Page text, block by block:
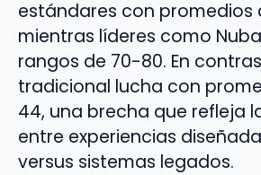
estándares con promedios
mientras líderes como
rangos de 70-80. En
tradicional lucha con
44, una brecha que refleja
entre experiencias
versus sistemas legados.